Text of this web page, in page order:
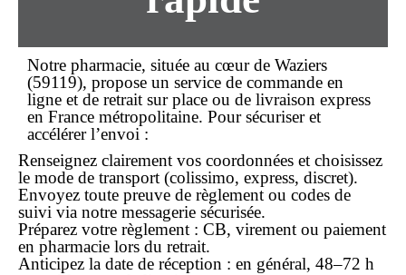
Notre pharmacie, située au cœur de Waziers
(59119), propose un service de commande en
ligne et de retrait sur place ou de livraison express
en France métropolitaine. Pour sécuriser et
accélérer l’envoi :
Renseignez clairement vos coordonnées et choisissez
le mode de transport (colissimo, express, discret).
Envoyez toute preuve de règlement ou codes de
suivi via notre messagerie sécurisée.
Préparez votre règlement : CB, virement ou paiement
en pharmacie lors du retrait.
Anticipez la date de réception : en général, 48–72 h